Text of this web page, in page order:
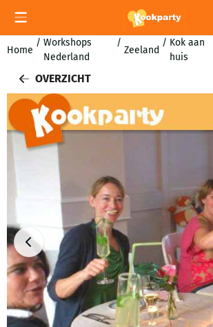
Cookievoorkeuren zijn momenteel gesloten.
Home
/ Workshops
Nederland
/
Zeeland
/ Kok aan
huis
OVERZICHT